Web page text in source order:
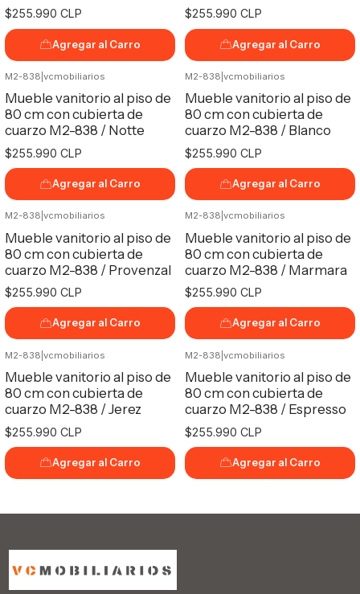
$255.990 CLP
Agregar al Carro
$255.990 CLP
Agregar al Carro
M2-838 vcmobiliarios
Mueble vanitorio al piso de
80 cm con cubierta de
cuarzo M2-838 / Notte
$255.990 CLP
Agregar al Carro
M2-838 vcmobiliarios
Mueble vanitorio al piso de
80 cm con cubierta de
cuarzo M2-838 / Blanco
$255.990 CLP
Agregar al Carro
M2-838 vcmobiliarios
Mueble vanitorio al piso de
80 cm con cubierta de
cuarzo M2-838 / Provenzal
$255.990 CLP
Agregar al Carro
M2-838 vcmobiliarios
Mueble vanitorio al piso de
80 cm con cubierta de
cuarzo M2-838 / Marmara
$255.990 CLP
Agregar al Carro
M2-838 vcmobiliarios
Mueble vanitorio al piso de
80 cm con cubierta de
cuarzo M2-838 / Jerez
$255.990 CLP
Agregar al Carro
M2-838 vcmobiliarios
Mueble vanitorio al piso de
80 cm con cubierta de
cuarzo M2-838 / Espresso
$255.990 CLP
Agregar al Carro